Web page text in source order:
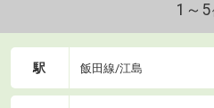
1～5
駅 飯田線/江島